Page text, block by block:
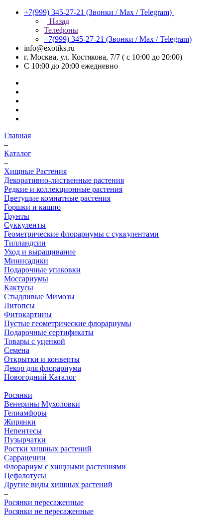
+7(999) 345-27-21 (Звонки / Max / Telegram)
Назад
Телефоны
+7(999) 345-27-21 (Звонки / Max / Telegram)
info@exotiks.ru
г. Москва, ул. Костякова, 7/7 ( с 10:00 до 20:00)
С 10:00 до 20:00 ежедневно
Главная
–
Каталог
–
Хищные Растения
Декоративно-лиственные растения
Редкие и коллекционные растения
Цветущие комнатные растения
Горшки и кашпо
Грунты
Суккуленты
Геометрические флорариумы с суккулентами
Тилландсии
Уход и выращивание
Минисадики
Подарочные упаковки
Моссариумы
Кактусы
Стыдливые Мимозы
Литопсы
Фитокартины
Пустые геометрические флорариумы
Подарочные сертификаты
Товары с уценкой
Семена
Открытки и конверты
Декор для флорариума
Новогодний Каталог
–
Росянки
Венерины Мухоловки
Гелиамфоры
Жирянки
Непентесы
Пузырчатки
Ростки хищных растений
Саррацении
Флорариум с хищными растениями
Цефалотусы
Другие виды хищных растений
–
Росянки пересаженные
Росянки не пересаженные